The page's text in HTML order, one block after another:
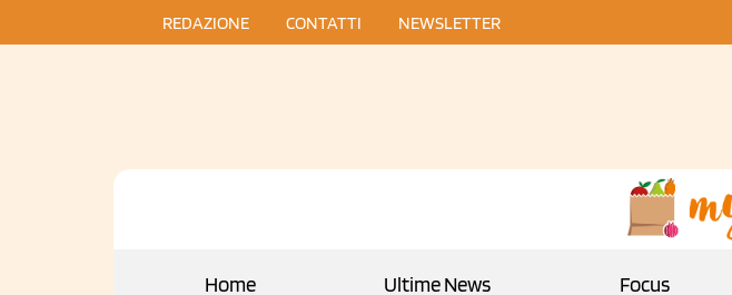
REDAZIONE CONTATTI NEWSLETTER
Home Ultime News Focus